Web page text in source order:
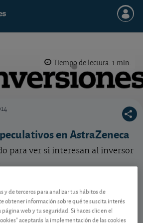
Tiempo de lectura: 1 min.
en AstraZeneca
para ver si interesan al inversor
-
y de terceros para analizar tus hábitos de
obtener información sobre qué te suscita interés
web y tu seguridad. Si haces clic en el
aceptarás la implementación de las cookies